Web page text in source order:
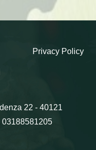
Privacy Policy
22 - 40121
03188581205